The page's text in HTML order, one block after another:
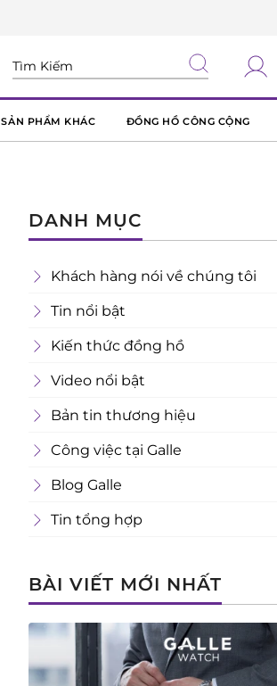
SẢN PHẨM KHÁC ĐỒNG HỒ CÔNG CỘNG
DANH MỤC
Khách hàng nói về chúng tôi
Tin nổi bật
Kiến thức đồng hồ
Video nổi bật
Bản tin thương hiệu
Công việc tại Galle
Blog Galle
Tin tổng hợp
BÀI VIẾT MỚI NHẤT